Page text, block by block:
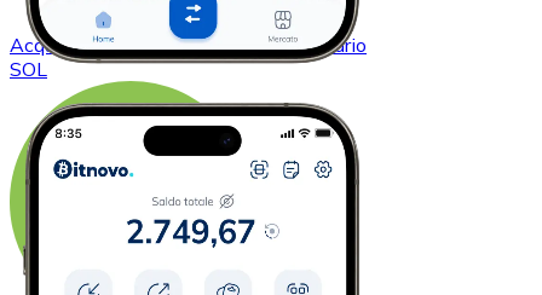
AcquistareSolanacon bonifico bancario
SOL